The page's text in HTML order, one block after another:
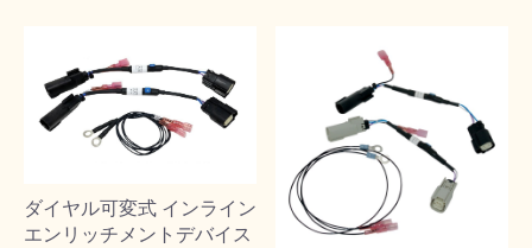
ダイヤル可変式 インライン
エンリッチメントデバイス